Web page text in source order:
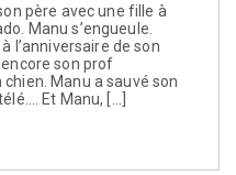
père avec une fille à
Manu s’engueule.
l’anniversaire de son
son prof
Manu a sauvé son
Et Manu, […]